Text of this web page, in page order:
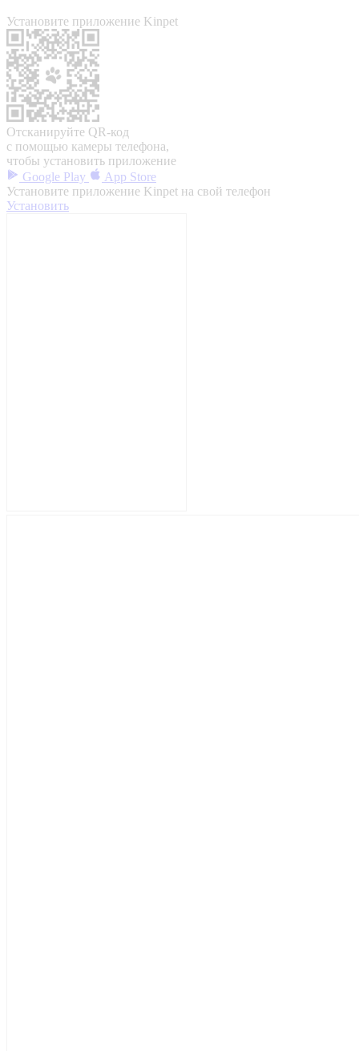
Установите приложение Kinpet
Отсканируйте QR-код
с помощью камеры телефона,
чтобы установить приложение
Google Play
App Store
Установите приложение Kinpet на свой телефон
Установить